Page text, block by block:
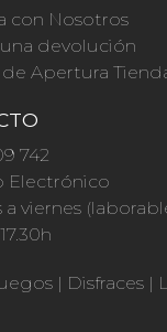
con Nosotros
devolución
Apertura
742
Electrónico
a viernes
| Disfraces |